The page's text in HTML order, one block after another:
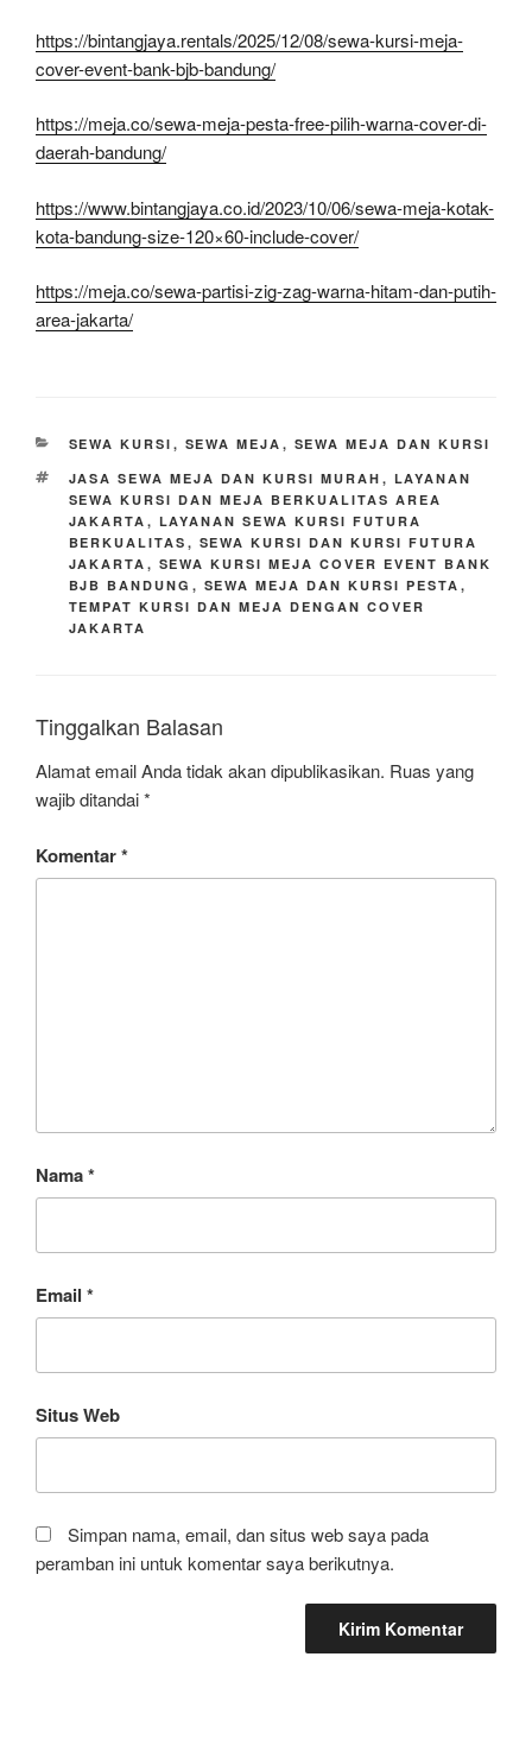
https://bintangjaya.rentals/2025/12/08/sewa-kursi-meja-
cover-event-bank-bjb-bandung/
https://meja.co/sewa-meja-pesta-free-pilih-warna-cover-di-
daerah-bandung/
https://www.bintangjaya.co.id/2023/10/06/sewa-meja-kotak-
kota-bandung-size-120×60-include-cover/
https://meja.co/sewa-partisi-zig-zag-warna-hitam-dan-putih-
area-jakarta/
KATEGORI
SEWA KURSI , SEWA MEJA , SEWA MEJA DAN KURSI
TAG
JASA SEWA MEJA DAN KURSI MURAH , LAYANAN
SEWA KURSI DAN MEJA BERKUALITAS AREA
JAKARTA , LAYANAN SEWA KURSI FUTURA
BERKUALITAS , SEWA KURSI DAN KURSI FUTURA
JAKARTA , SEWA KURSI MEJA COVER EVENT BANK
BJB BANDUNG , SEWA MEJA DAN KURSI PESTA ,
TEMPAT KURSI DAN MEJA DENGAN COVER
JAKARTA
Tinggalkan Balasan
Alamat email Anda tidak akan dipublikasikan. Ruas yang
wajib ditandai*
Komentar*
Nama*
Email *
Situs Web
Simpan nama, email, dan situs web saya pada
peramban ini untuk komentar saya berikutnya.